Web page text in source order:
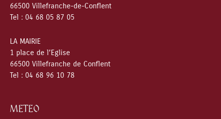
66500 Villefranche-de-Conflent
Tel : 04 68 05 87 05
LA MAIRIE
1 place de l’Eglise
66500 Villefranche de Conflent
Tel : 04 68 96 10 78
METEO